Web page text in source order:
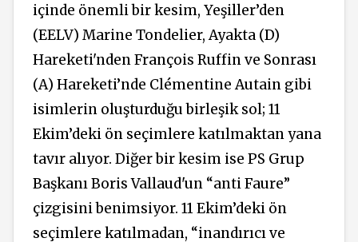
içinde önemli bir kesim, Yeşiller’den
(EELV) Marine Tondelier, Ayakta (D)
Hareketi'nden François Ruffin ve Sonrası
(A) Hareketi’nde Clémentine Autain gibi
isimlerin oluşturduğu birleşik sol; 11
Ekim’deki ön seçimlere katılmaktan yana
tavır alıyor. Diğer bir kesim ise PS Grup
Başkanı Boris Vallaud'un “anti Faure”
çizgisini benimsiyor. 11 Ekim’deki ön
seçimlere katılmadan, “inandırıcı ve